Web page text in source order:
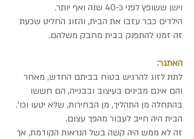
וישן ששופץ לפני כ-40 שנה ואף יותר.
הילדים כבר עזבו את הבית, והזוג החליט שכעת
זה זמנו להתפנק בבית מחבק משלהם.
האתגר:
לתת לזוג להרגיש בטוח בביתם החדש, מאחר
והם אינם מבינים בעיצוב ובבנייה, הם חששו
בהתחלה מן התהליך, מן הבחירות, שלא יטעו וכו'.
הבית היה חייב לעבור מהפך עצום.
זה לא ממש היה קשה בשל הנראות הקודמת, אך